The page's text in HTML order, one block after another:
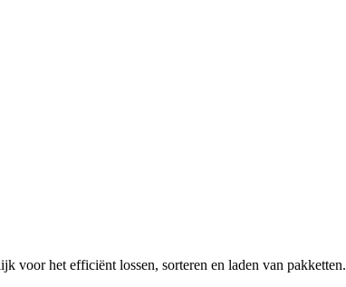
voor het efficiënt lossen, sorteren en laden van pakketten.